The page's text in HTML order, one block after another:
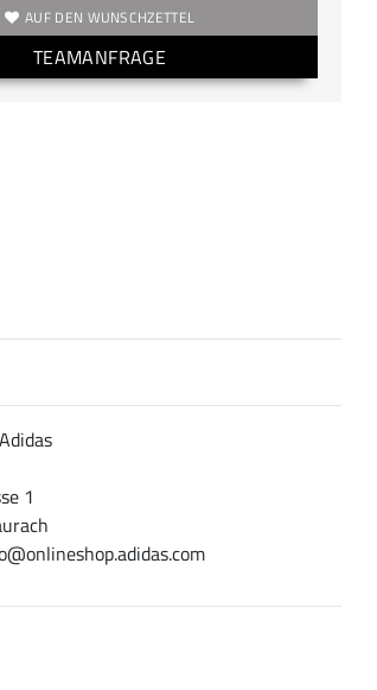
AUF DEN WUNSCHZETTEL
TEAMANFRAGE
Adidas
1